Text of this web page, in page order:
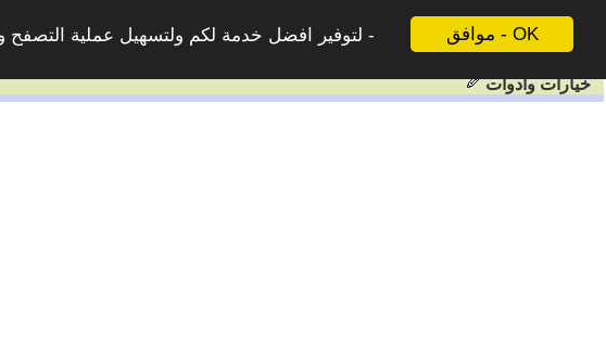
موافق - OK
لتوفير افضل خدمة لكم ولتسهيل عملية التصفح
خيارات وادوات